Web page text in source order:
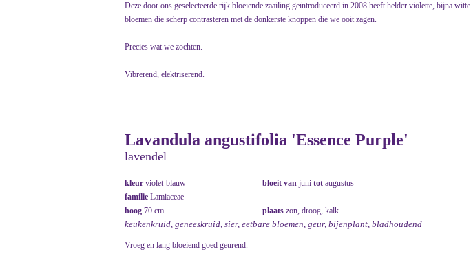
Deze door ons geselecteerde rijk bloeiende zaailing geïntroduceerd in 2008 heeft helder violette, bijna witte
bloemen die scherp contrasteren met de donkerste knoppen die we ooit zagen.
Precies wat we zochten.
Vibrerend, elektriserend.
Lavandula angustifolia 'Essence Purple'
lavendel
kleur violet-blauw bloeit van juni tot augustus
familie Lamiaceae
hoog 70 cm plaats zon, droog, kalk
keukenkruid, geneeskruid, sier, eetbare bloemen, geur, bijenplant, bladhoudend
Vroeg en lang bloeiend goed geurend.